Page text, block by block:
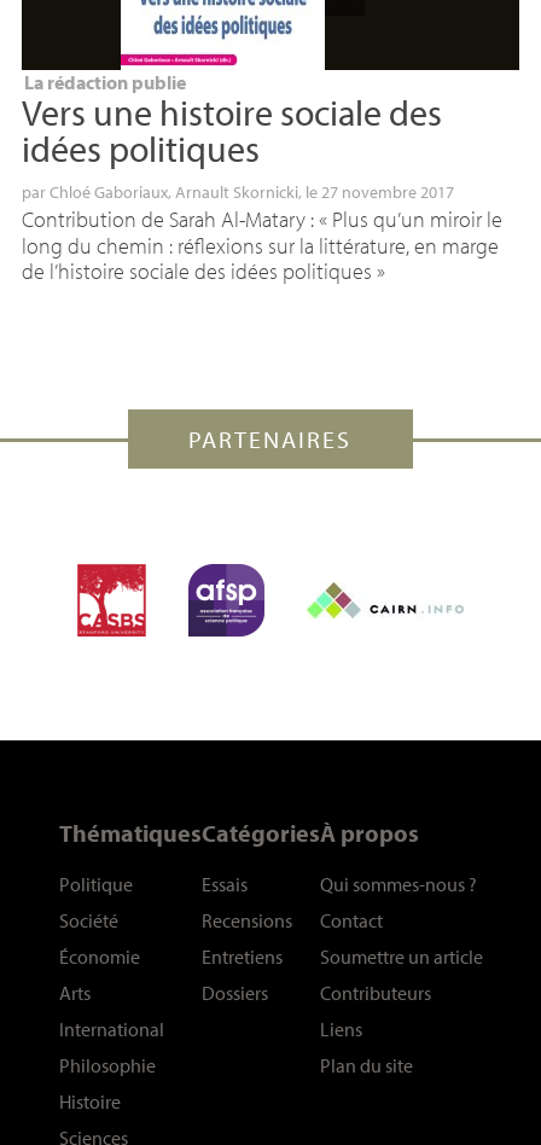
La rédaction publie
Vers une histoire sociale des
idées politiques
parChloé Gaboriaux, Arnault Skornicki, le 27 novembre 2017
Contribution de Sarah Al-Matary : « Plus qu’un miroir le
long du chemin : réflexions sur la littérature, en marge
de l’histoire sociale des idées politiques »
PARTENAIRES
Thématiques
Politique
Société
Économie
Arts
International
Philosophie
Histoire
Sciences
Catégories
Essais
Recensions
Entretiens
Dossiers
À propos
Qui sommes-nous ?
Contact
Soumettre un article
Contributeurs
Liens
Plan du site